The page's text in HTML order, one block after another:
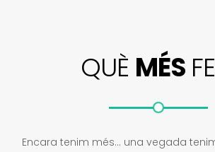
QUÈ MÉS
Encara tenim més… una vegada